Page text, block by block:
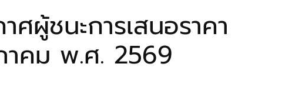
ผู้ชนะการเสนอราคา
าคม พ.ศ. 2569